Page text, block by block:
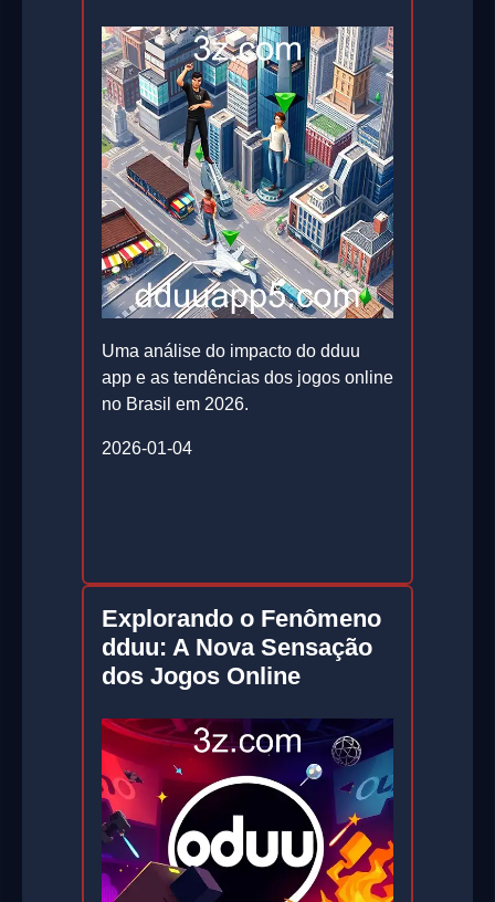
Uma análise do impacto do dduu
app e as tendências dos jogos online
no Brasil em 2026.
2026-01-04
Explorando o Fenômeno
dduu: A Nova Sensação
dos Jogos Online